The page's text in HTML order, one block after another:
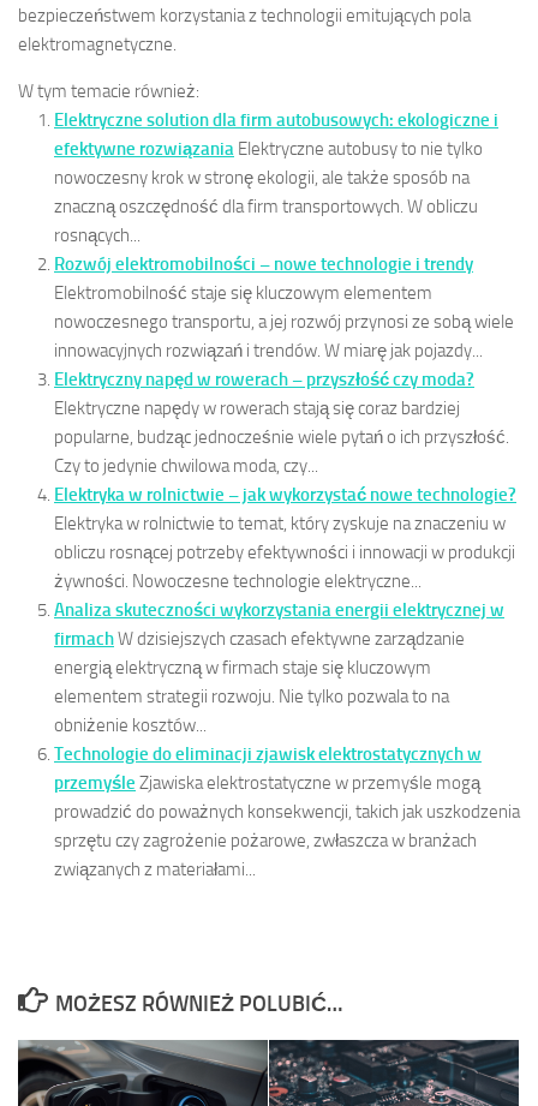
bezpieczeństwem korzystania z technologii emitujących pola
elektromagnetyczne.
W tym temacie również:
Elektryczne solution dla firm autobusowych: ekologiczne i
efektywne rozwiązania Elektryczne autobusy to nie tylko
nowoczesny krok w stronę ekologii, ale także sposób na
znaczną oszczędność dla firm transportowych. W obliczu
rosnących...
Rozwój elektromobilności – nowe technologie i trendy
Elektromobilność staje się kluczowym elementem
nowoczesnego transportu, a jej rozwój przynosi ze sobą wiele
innowacyjnych rozwiązań i trendów. W miarę jak pojazdy...
Elektryczny napęd w rowerach – przyszłość czy moda?
Elektryczne napędy w rowerach stają się coraz bardziej
popularne, budząc jednocześnie wiele pytań o ich przyszłość.
Czy to jedynie chwilowa moda, czy...
Elektryka w rolnictwie – jak wykorzystać nowe technologie?
Elektryka w rolnictwie to temat, który zyskuje na znaczeniu w
obliczu rosnącej potrzeby efektywności i innowacji w produkcji
żywności. Nowoczesne technologie elektryczne...
Analiza skuteczności wykorzystania energii elektrycznej w
firmachW dzisiejszych czasach efektywne zarządzanie
energią elektryczną w firmach staje się kluczowym
elementem strategii rozwoju. Nie tylko pozwala to na
obniżenie kosztów...
Technologie do eliminacji zjawisk elektrostatycznych w
przemyśle Zjawiska elektrostatyczne w przemyśle mogą
prowadzić do poważnych konsekwencji, takich jak uszkodzenia
sprzętu czy zagrożenie pożarowe, zwłaszcza w branżach
związanych z materiałami...
MOŻESZ RÓWNIEŻ POLUBIĆ…